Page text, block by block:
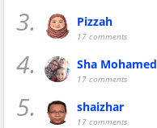
3. Pizzah
17 comments
4. Sha Mohamed
17 comments
5. shaizhar
17 comments